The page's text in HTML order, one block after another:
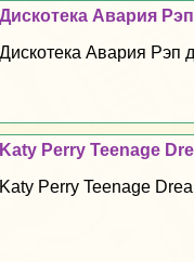
Дискотека Авария
Дискотека Авария Рэп
Katy Perry Teenage
Katy Perry Teenage